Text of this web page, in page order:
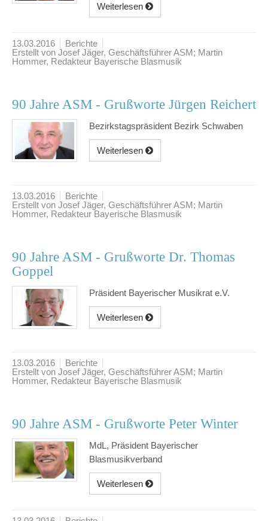
Weiterlesen
13.03.2016
Berichte
Erstellt von Josef Jäger, Geschäftsführer ASM; Martin
Hommer, Redakteur Bayerische Blasmusik
90 Jahre ASM - Grußworte Jürgen Reichert
Bezirkstagspräsident Bezirk Schwaben
Weiterlesen
13.03.2016
Berichte
Erstellt von Josef Jäger, Geschäftsführer ASM; Martin
Hommer, Redakteur Bayerische Blasmusik
90 Jahre ASM - Grußworte Dr. Thomas
Goppel
Präsident Bayerischer Musikrat e.V.
Weiterlesen
13.03.2016
Berichte
Erstellt von Josef Jäger, Geschäftsführer ASM; Martin
Hommer, Redakteur Bayerische Blasmusik
90 Jahre ASM - Grußworte Peter Winter
MdL, Präsident Bayerischer
Blasmusikverband
Weiterlesen